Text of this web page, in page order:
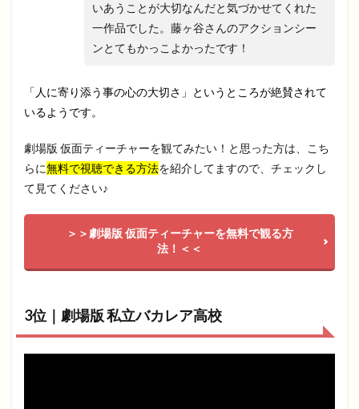
いあうことが大切なんだと気づかせてくれた
一作品でした。藤ヶ谷さんのアクションシー
ンとてもかっこよかったです！
「人に寄り添う事の心の大切さ」というところが絶賛されて
いるようです。
劇場版 仮面ティーチャーを観てみたい！と思った方は、こち
らに無料で視聴できる方法を紹介してますので、チェックし
て見てください♪
＞＞劇場版 仮面ティーチャーを無料で観る方
法！＜＜
3位｜劇場版 私立バカレア高校